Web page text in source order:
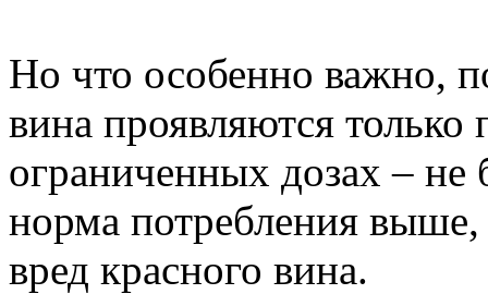
Но что особенно важно,
вина проявляются только
ограниченных дозах – не
норма потребления выше,
вред красного вина.